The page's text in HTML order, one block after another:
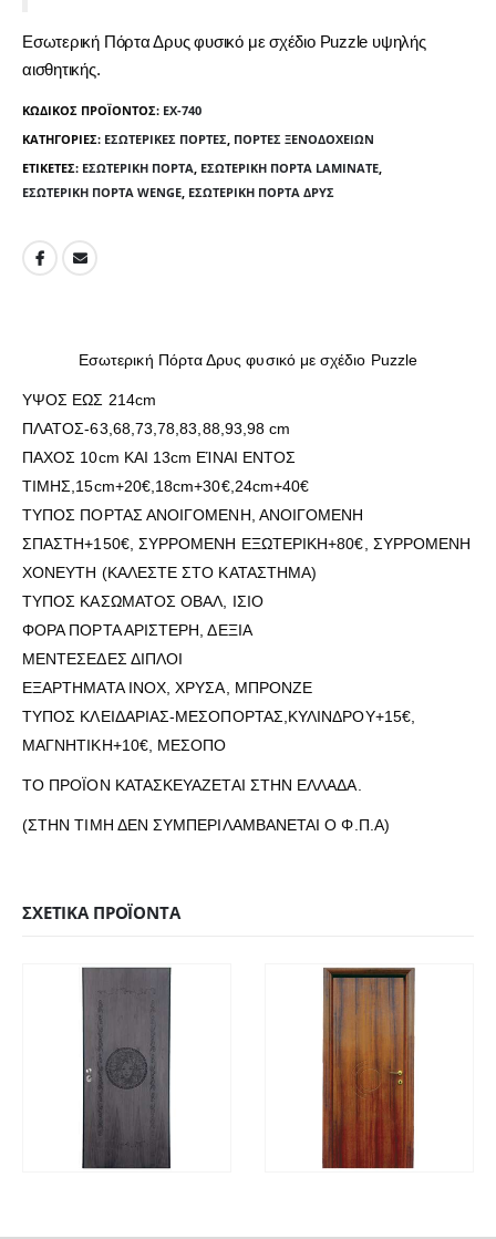
Εσωτερική Πόρτα Δρυς φυσικό με σχέδιο Puzzle υψηλής
αισθητικής.
ΚΩΔΙΚΌΣ ΠΡΟΪΌΝΤΟΣ: ΕΧ-740
ΚΑΤΗΓΟΡΊΕΣ: ΕΣΩΤΕΡΙΚΈΣ ΠΌΡΤΕΣ ΠΌΡΤΕΣ ΞΕΝΟΔΟΧΕΊΩΝ
ΕΤΙΚΈΤΕΣ: ΕΣΩΤΕΡΙΚΉ ΠΌΡΤΑ ΕΣΩΤΕΡΙΚΉ ΠΌΡΤΑ LAMINATE
ΕΣΩΤΕΡΙΚΉ ΠΌΡΤΑ WENGE ΕΣΩΤΕΡΙΚΉ ΠΌΡΤΑ ΔΡΥΣ
Εσωτερική Πόρτα Δρυς φυσικό με σχέδιο Puzzle
ΥΨΟΣ ΕΩΣ 214cm
ΠΛΑΤΟΣ-63,68,73,78,83,88,93,98 cm
ΠΑΧΟΣ 10cm ΚΑΙ 13cm ΕΊΝΑΙ ΕΝΤΟΣ
ΤΙΜΗΣ,15cm+20€,18cm+30€,24cm+40€
ΤΥΠΟΣ ΠΟΡΤΑΣ ΑΝΟΙΓΟΜΕΝΗ, ΑΝΟΙΓΟΜΕΝΗ
ΣΠΑΣΤΗ+150€, ΣΥΡΡΟΜΕΝΗ ΕΞΩΤΕΡΙΚΗ+80€, ΣΥΡΡΟΜΕΝΗ
ΧΟΝΕΥΤΗ (ΚΑΛΕΣΤΕ ΣΤΟ ΚΑΤΑΣΤΗΜΑ)
ΤΥΠΟΣ ΚΑΣΩΜΑΤΟΣ ΟΒΑΛ, ΙΣΙΟ
ΦΟΡΑ ΠΟΡΤΑ ΑΡΙΣΤΕΡΗ, ΔΕΞΙΑ
ΜΕΝΤΕΣΕΔΕΣ ΔΙΠΛΟΙ
ΕΞΑΡΤΗΜΑΤΑ ΙΝΟΧ, ΧΡΥΣΑ, ΜΠΡΟΝΖΕ
ΤΥΠΟΣ ΚΛΕΙΔΑΡΙΑΣ-ΜΕΣΟΠΟΡΤΑΣ,ΚΥΛΙΝΔΡΟΥ+15€,
ΜΑΓΝΗΤΙΚΗ+10€, ΜΕΣΟΠΟ
ΤΟ ΠΡΟΪΟΝ ΚΑΤΑΣΚΕΥΑΖΕΤΑΙ ΣΤΗΝ ΕΛΛΑΔΑ.
(ΣΤΗΝ ΤΙΜΗ ΔΕΝ ΣΥΜΠΕΡΙΛΑΜΒΑΝΕΤΑΙ Ο Φ.Π.Α)
ΣΧΕΤΙΚΆ ΠΡΟΪΌΝΤΑ
ΔΙΑΒΆΣΤΕ ΠΕΡΙΣΣΌΤΕΡΑ
ΓΡΉΓΟΡΗ ΔΙΑΒΆΣΤΕ